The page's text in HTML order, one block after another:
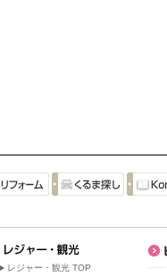
レジャー・観光 TOP